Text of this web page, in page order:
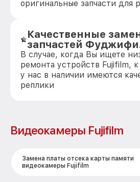
оригинальные запчасти для
Качественные
запчастей
В случае, когда Вы ищете
ремонта устройств Fujifilm,
у нас в наличии имеются
реплики
Видеокамеры Fujifilm
Замена платы отсека карты памяти
видеокамеры Fujifilm